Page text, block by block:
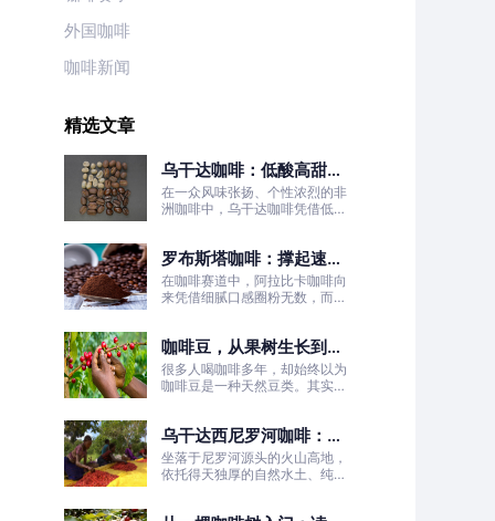
外国咖啡
咖啡新闻
精选文章
乌干达咖啡：低酸高甜！
被严重低估的日常治愈口
粮豆
在一众风味张扬、个性浓烈的非
洲咖啡中，乌干达咖啡凭借低酸
众对非洲咖啡“酸涩浓烈、刺激
性强”的刻板印象。
罗布斯塔咖啡：撑起速溶
咖啡半壁江山
在咖啡赛道中，阿拉比卡咖啡向
来凭借细腻口感圈粉无数，而罗
咖啡豆，从果树生长到烘
焙成型
很多人喝咖啡多年，却始终以为
咖啡豆是一种天然豆类。其实我
乌干达西尼罗河咖啡：尼
罗河源头的水洗精品风味
坐落于尼罗河源头的火山高地，
依托得天独厚的自然水土、纯净